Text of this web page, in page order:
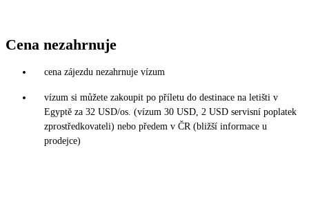
Cena nezahrnuje
cena zájezdu nezahrnuje vízum
vízum si můžete zakoupit po příletu do destinace na letišti v
Egyptě za 32 USD/os. (vízum 30 USD, 2 USD servisní poplatek
zprostředkovateli) nebo předem v ČR (bližší informace u
prodejce)